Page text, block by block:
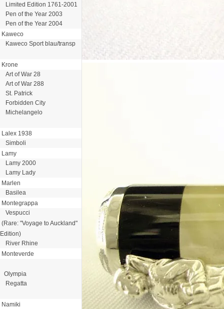
Limited Edition 1761-2001
Pen of the Year 2003
Pen of the Year 2004
Kaweco
Kaweco Sport blau/transp
Krone
Art of War 28
Art of War 288
St. Patrick
Forbidden City
Michelangelo
Lalex 1938
Simboli
Lamy
Lamy 2000
Lamy Lady
Marlen
Basilea
Montegrappa
Vespucci
(Rare: "Voyage to Auckland"
Edition)
River Rhine
Monteverde
Olympia
Regatta
Namiki